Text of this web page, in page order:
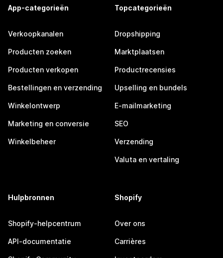
App-categorieën
Verkoopkanalen
Producten zoeken
Producten verkopen
Bestellingen en verzending
Winkelontwerp
Marketing en conversie
Winkelbeheer
Topcategorieën
Dropshipping
Marktplaatsen
Productrecensies
Upselling en bundels
E-mailmarketing
SEO
Verzending
Valuta en vertaling
Hulpbronnen
Shopify-helpcentrum
API-documentatie
Shopify
Over ons
Carrières